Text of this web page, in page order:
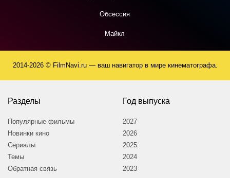
Обсессия
Майкл
2014-2026 © FilmNavi.ru — ваш навигатор в мире кинематографа.
Разделы
Популярные фильмы
Новинки кино
Сериалы
Темы
Обратная связь
Год выпуска
2027
2026
2025
2024
2023